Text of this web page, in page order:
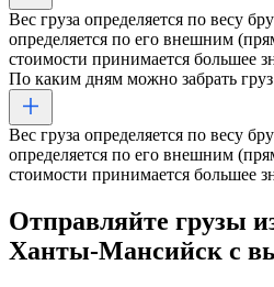
Вес груза определяется по весу
определяется по его внешним
стоимости принимается большее
По каким дням можно забрать груз
Вес груза определяется по весу
определяется по его внешним
стоимости принимается большее
Отправляйте грузы
Ханты-Мансийск с